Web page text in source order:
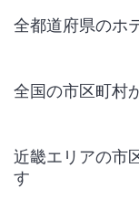
全都道府県のホ
全国の市区町村
近畿エリアの市
す